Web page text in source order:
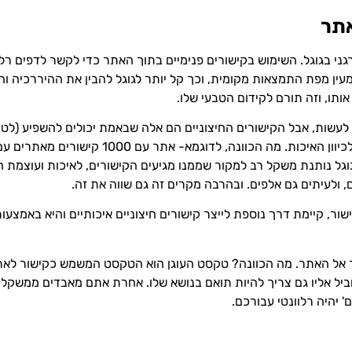
בגוגל. השימוש בקישורים פנימיים בתוך האתר כדי לקשר לדפים
מעין מפת התמצאות מקומית, וכך קל יותר לגוגל להבין את
וזה תורם לקידום הטבעי שלו.
אבל הקישורים החיצוניים הם אלה שבאמת יכולים להשפיע
בקישורים חיצוניים הוא לא בהכרח הכמות,
קורה כי גוגל נותנת משקל רב למקור שממנו מגיעים הקישורים,
גם אלפים. ובהרבה מקרים זה גם שווה את זה.
קיימת דרך נוספת לייצר קישורים חיצוניים איכותיים והיא
אל האתר. מה הכוונה? טקסט העוגן הוא הטקסט המשמש כקישור
אליו גם צריך להיות תואם בנושא שלו. אחרת אתם מאבדים
יהיה רלוונטי עבורכם.